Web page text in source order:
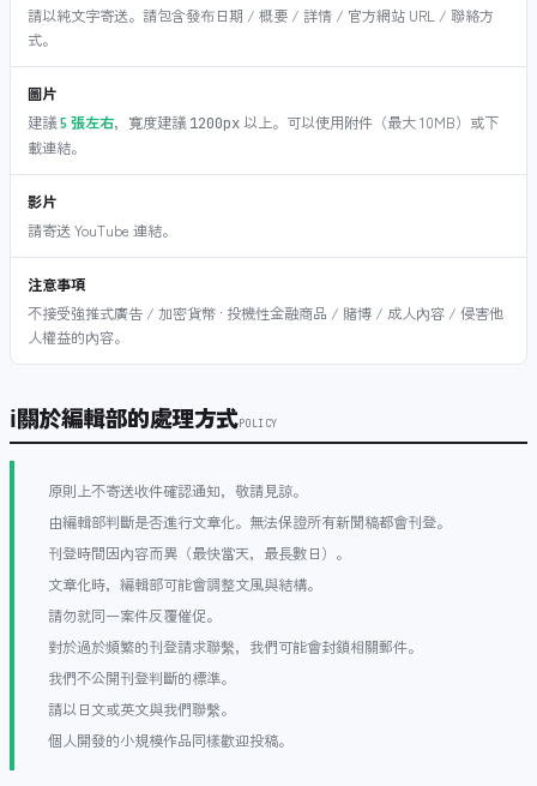
請以純文字寄送。請包含發布日期 / 概要 / 詳情 / 官方網站 URL / 聯絡方
式。
圖片
建議5 張左右，寬度建議1200px以上。可以使用附件（最大 10MB）或下
載連結。
影片
請寄送 YouTube 連結。
注意事項
不接受強推式廣告 / 加密貨幣 · 投機性金融商品 / 賭博 / 成人內容 / 侵害他
人權益的內容。
ℹ關於編輯部的處理方式POLICY
原則上不寄送收件確認通知，敬請見諒。
由編輯部判斷是否進行文章化。無法保證所有新聞稿都會刊登。
刊登時間因內容而異（最快當天，最長數日）。
文章化時，編輯部可能會調整文風與結構。
請勿就同一案件反覆催促。
對於過於頻繁的刊登請求聯繫，我們可能會封鎖相關郵件。
我們不公開刊登判斷的標準。
請以日文或英文與我們聯繫。
個人開發的小規模作品同樣歡迎投稿。